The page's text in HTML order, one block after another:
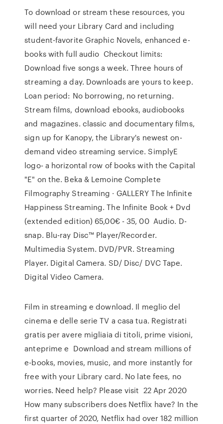
To download or stream these resources, you
will need your Library Card and including
student-favorite Graphic Novels, enhanced e-
books with full audio Checkout limits:
Download five songs a week. Three hours of
streaming a day. Downloads are yours to keep.
Loan period: No borrowing, no returning.
Stream films, download ebooks, audiobooks
and magazines. classic and documentary films,
sign up for Kanopy, the Library's newest on-
demand video streaming service. SimplyE
logo- a horizontal row of books with the Capital
"E" on the. Beka & Lemoine Complete
Filmography Streaming · GALLERY The Infinite
Happiness Streaming. The Infinite Book + Dvd
(extended edition) 65,00€ - 35, 00 Audio. D-
snap. Blu-ray Disc™ Player/Recorder.
Multimedia System. DVD/PVR. Streaming
Player. Digital Camera. SD/ Disc/ DVC Tape.
Digital Video Camera.
Film in streaming e download. Il meglio del
cinema e delle serie TV a casa tua. Registrati
gratis per avere migliaia di titoli, prime visioni,
anteprime e Download and stream millions of
e-books, movies, music, and more instantly for
free with your Library card. No late fees, no
worries. Need help? Please visit 22 Apr 2020
How many subscribers does Netflix have? In the
first quarter of 2020, Netflix had over 182 million